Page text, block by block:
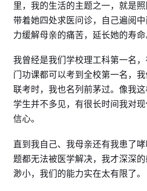
里，我的生活的主题之一，就是照
带着她四处求医问诊，自己遍阅
力缓解母亲的痛苦，延长她的寿命
我曾经是我们学校理工科第一名
门功课都可以考到全校第一名，
联考时，我也名列前茅过。像我
学生并不多见，有很长时间我对
信心。
直到我自己、我母亲还有我患了
题都无法被医学解决，我才深深
渺小，我们的能力实在太有限了。